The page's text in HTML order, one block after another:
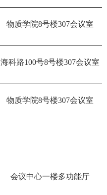
物质学院8号楼307会议室
海科路100号8号楼307会议室
物质学院8号楼307会议室
会议中心一楼多功能厅